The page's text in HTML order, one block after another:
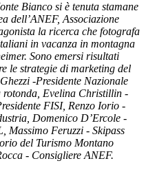
Bianco si è tenuta stamane
dell’ANEF, Associazione
la ricerca che fotografa
in vacanza in montagna
Sono emersi risultati
le strategie di marketing del
-Presidente Nazionale
Evelina Christillin -
FISI, Renzo Iorio -
Domenico D’Ercole -
Massimo Feruzzi - Skipass
del Turismo Montano
- Consigliere ANEF.